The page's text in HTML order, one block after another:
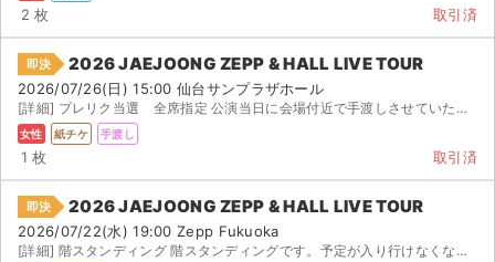
2 枚 取引済
即決 2026 JAEJOONG ZEPP & HALL LIVE TOUR
2026/07/26(日) 15:00 仙台サンプラザホール
[詳細] プレリク当選 全席指定 公演当日に会場付近で手渡しさせていただきます。 本人確認対応可能です。
女性 紙チケ 手渡し
1 枚 取引済
即決 2026 JAEJOONG ZEPP & HALL LIVE TOUR
2026/07/22(水) 19:00 Zepp Fukuoka
[詳細] 階スタンディング 階スタンディングです。予定が入り行けなくなってしまったので発券番号ごとお...